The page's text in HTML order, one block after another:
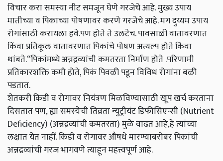
विचार करा समस्या नीट समजून घेणे गरजेचे आहे. मुख्य उपाय
मातीच्या व पिकाच्या पोषणावर करणे गरजेचे आहे. मग दुय्यम उपाय
रोगांसाठी करायला हवे.पण होते ते उलटेच. पावसाळी वातावरणात
किंवा प्रतिकूल वातावरणात पिकांचे पोषण अत्यल्प होते किंवा
थांबते.“पिकांमध्ये अन्नद्रव्यांची कमतरता निर्माण होते .परिणामी
प्रतिकारशक्ति कमी होते, पिकं पिवळी पडून विविध रोगांना बळी
पडतात.
शेतकरी किडी व रोगावर नियंत्रण मिळविण्यासाठी खूप खर्च करताना
दिसतात पण, ह्या समस्येची तिव्रता न्युट्रीयंट डिफीसिएन्सी (Nutrient
Deficiency) (अन्नद्रव्यांची कमतरता) मुळे वाढत आहे,हे त्यांच्या
लक्षात येत नाहीं. किडी व रोगावर औषधे मारण्याबरोबर पिकांची
अन्नद्रव्यांची गरज भागवणे त्याहून महत्त्वपूर्ण आहे.